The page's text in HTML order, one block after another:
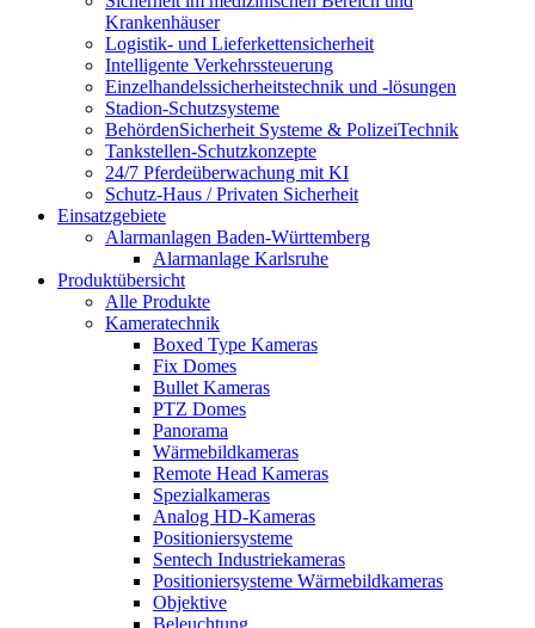
Krankenhäuser
Logistik- und Lieferkettensicherheit
Intelligente Verkehrssteuerung
Einzelhandelssicherheitstechnik und -lösungen
Stadion-Schutzsysteme
BehördenSicherheit Systeme & PolizeiTechnik
Tankstellen-Schutzkonzepte​
24/7 Pferdeüberwachung mit KI
Schutz-Haus / Privaten Sicherheit
Einsatzgebiete
Alarmanlagen Baden-Württemberg
Alarmanlage Karlsruhe
Produktübersicht
Alle Produkte
Kameratechnik
Boxed Type Kameras
Fix Domes
Bullet Kameras
PTZ Domes
Panorama
Wärmebildkameras
Remote Head Kameras
Spezialkameras
Analog HD-Kameras
Positioniersysteme
Sentech Industriekameras
Positioniersysteme Wärmebildkameras
Objektive
Beleuchtung